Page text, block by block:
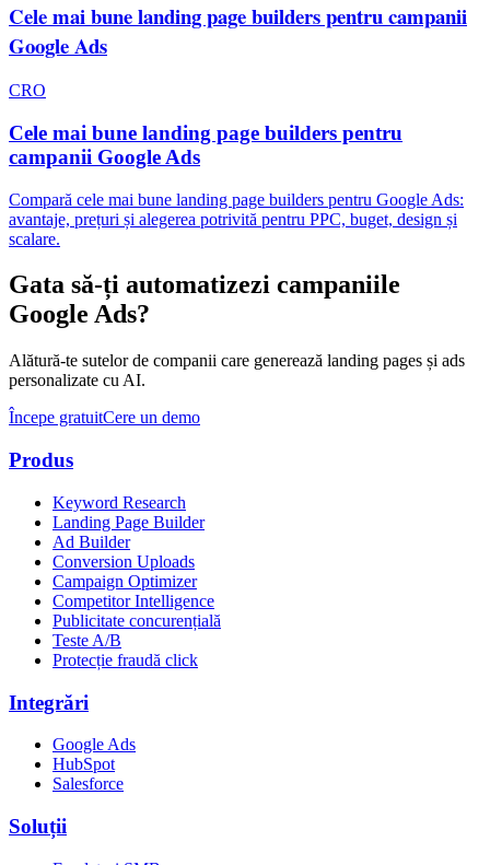
Cele mai bune landing page builders pentru campanii
Google Ads
CRO
Cele mai bune landing page builders pentru
campanii Google Ads
Compară cele mai bune landing page builders pentru Google Ads:
avantaje, prețuri și alegerea potrivită pentru PPC, buget, design și
scalare.
Gata să-ți automatizezi campaniile
Google Ads?
Alătură-te sutelor de companii care generează landing pages și ads
personalizate cu AI.
Începe gratuitCere un demo
Produs
Keyword Research
Landing Page Builder
Ad Builder
Conversion Uploads
Campaign Optimizer
Competitor Intelligence
Publicitate concurențială
Teste A/B
Protecție fraudă click
Integrări
Google Ads
HubSpot
Salesforce
Soluții